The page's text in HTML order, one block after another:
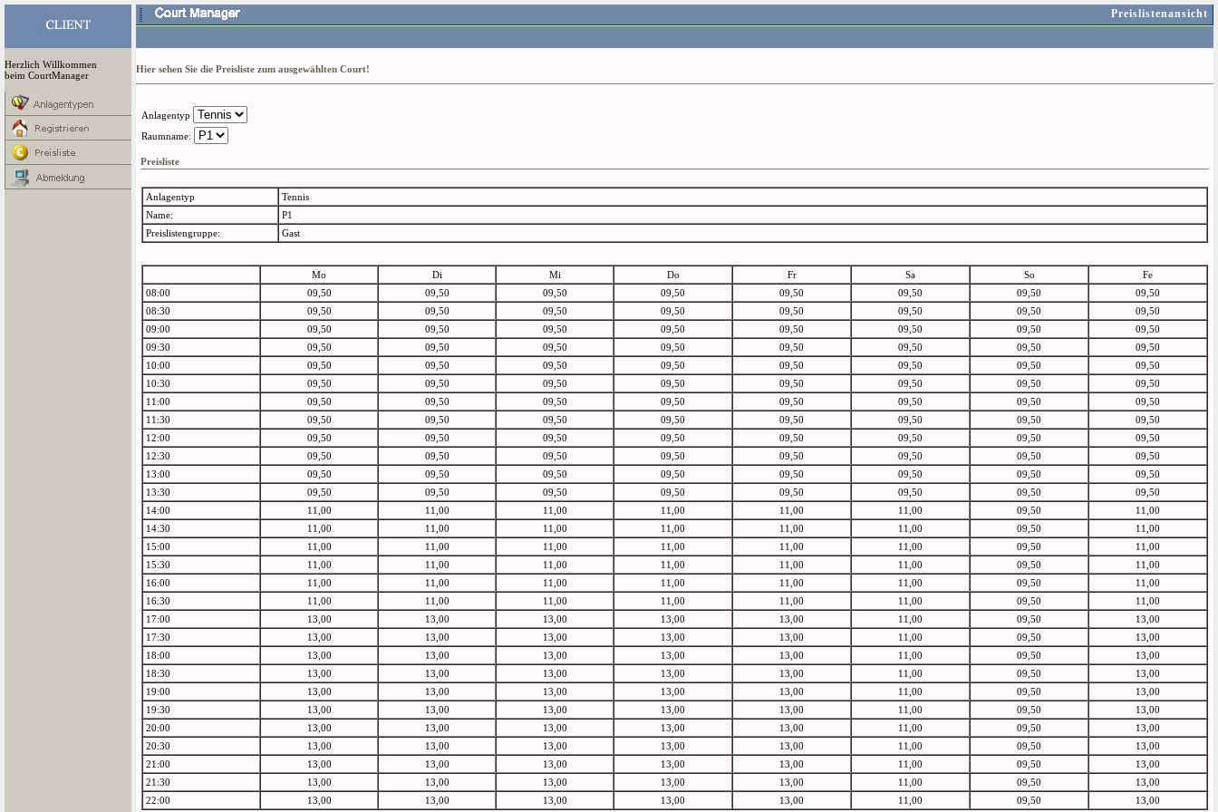
Herzlich Willkommen
beim CourtManager
Preislistenansicht
Hier sehen Sie die Preisliste zum ausgewählten Court!
Anlagentyp
Raumname:
Preisliste
Anlagentyp
Tennis
Name:
P1
Preislistengruppe:
Gast
Mo Di Mi Do Fr Sa So
Fe
08:00
09,50 09,50 09,50 09,50 09,50 09,50 09,50
09,50
08:30
09,50 09,50 09,50 09,50 09,50 09,50 09,50
09,50
09:00
09,50 09,50 09,50 09,50 09,50 09,50 09,50
09,50
09:30
09,50 09,50 09,50 09,50 09,50 09,50 09,50
09,50
10:00
09,50 09,50 09,50 09,50 09,50 09,50 09,50
09,50
10:30
09,50 09,50 09,50 09,50 09,50 09,50 09,50
09,50
11:00
09,50 09,50 09,50 09,50 09,50 09,50 09,50
09,50
11:30
09,50 09,50 09,50 09,50 09,50 09,50 09,50
09,50
12:00
09,50 09,50 09,50 09,50 09,50 09,50 09,50
09,50
12:30
09,50 09,50 09,50 09,50 09,50 09,50 09,50
09,50
13:00
09,50 09,50 09,50 09,50 09,50 09,50 09,50
09,50
13:30
09,50 09,50 09,50 09,50 09,50 09,50 09,50
09,50
14:00
11,00 11,00 11,00 11,00 11,00 11,00 09,50
11,00
14:30
11,00 11,00 11,00 11,00 11,00 11,00 09,50
11,00
15:00
11,00 11,00 11,00 11,00 11,00 11,00 09,50
11,00
15:30
11,00 11,00 11,00 11,00 11,00 11,00 09,50
11,00
16:00
11,00 11,00 11,00 11,00 11,00 11,00 09,50
11,00
16:30
11,00 11,00 11,00 11,00 11,00 11,00 09,50
11,00
17:00
13,00 13,00 13,00 13,00 13,00 11,00 09,50
13,00
17:30
13,00 13,00 13,00 13,00 13,00 11,00 09,50
13,00
18:00
13,00 13,00 13,00 13,00 13,00 11,00 09,50
13,00
18:30
13,00 13,00 13,00 13,00 13,00 11,00 09,50
13,00
19:00
13,00 13,00 13,00 13,00 13,00 11,00 09,50
13,00
19:30
13,00 13,00 13,00 13,00 13,00 11,00 09,50
13,00
20:00
13,00 13,00 13,00 13,00 13,00 11,00 09,50
13,00
20:30
13,00 13,00 13,00 13,00 13,00 11,00 09,50
13,00
21:00
13,00 13,00 13,00 13,00 13,00 11,00 09,50
13,00
21:30
13,00 13,00 13,00 13,00 13,00 11,00 09,50
13,00
22:00
13,00 13,00 13,00 13,00 13,00 11,00 09,50 13,00